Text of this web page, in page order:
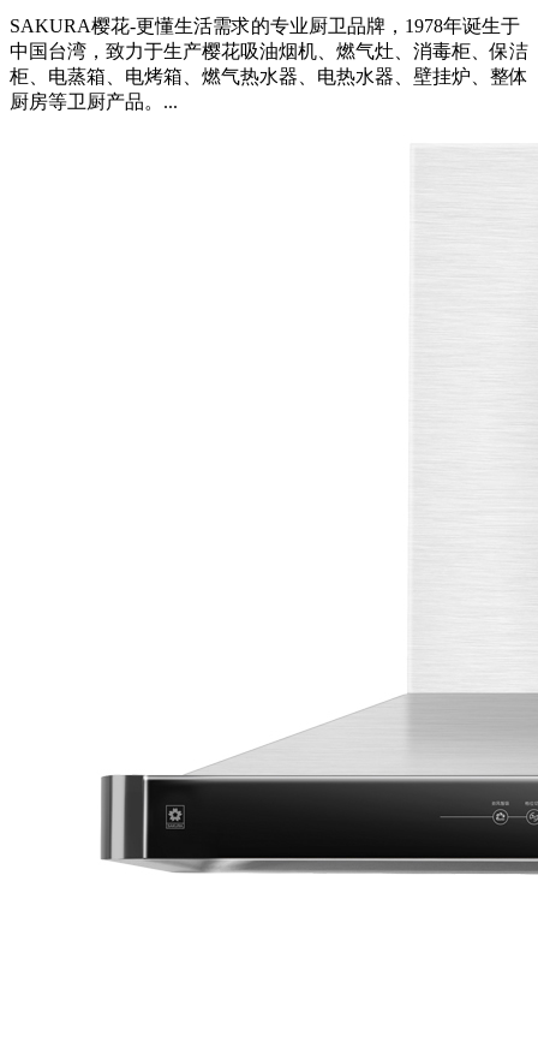
SAKURA樱花-更懂生活需求的专业厨卫品牌，1978年诞生于
中国台湾，致力于生产樱花吸油烟机、燃气灶、消毒柜、保洁
柜、电蒸箱、电烤箱、燃气热水器、电热水器、壁挂炉、整体
厨房等卫厨产品。...